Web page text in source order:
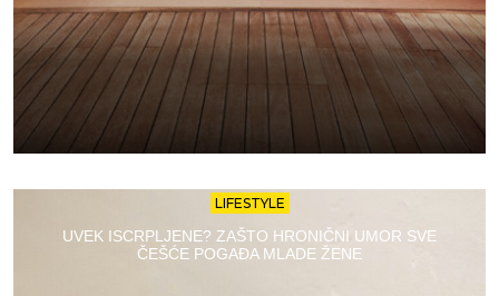
LIFESTYLE
UVEK ISCRPLJENE? ZAŠTO HRONIČNI UMOR SVE
ČEŠĆE POGAĐA MLADE ŽENE